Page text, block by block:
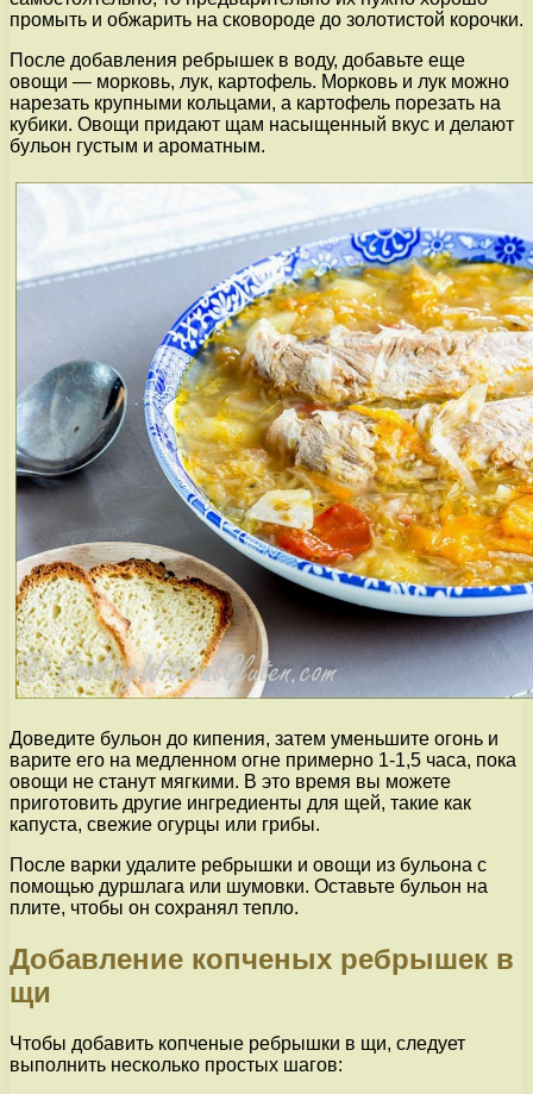
промыть и обжарить на сковороде до золотистой корочки.
После добавления ребрышек в воду, добавьте еще
овощи — морковь, лук, картофель. Морковь и лук можно
нарезать крупными кольцами, а картофель порезать на
кубики. Овощи придают щам насыщенный вкус и делают
бульон густым и ароматным.
Доведите бульон до кипения, затем уменьшите огонь и
варите его на медленном огне примерно 1-1,5 часа, пока
овощи не станут мягкими. В это время вы можете
приготовить другие ингредиенты для щей, такие как
капуста, свежие огурцы или грибы.
После варки удалите ребрышки и овощи из бульона с
помощью дуршлага или шумовки. Оставьте бульон на
плите, чтобы он сохранял тепло.
Добавление копченых ребрышек в
щи
Чтобы добавить копченые ребрышки в щи, следует
выполнить несколько простых шагов: